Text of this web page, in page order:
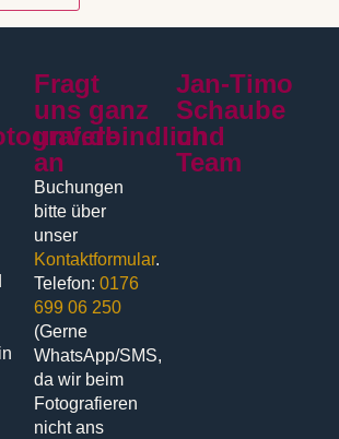
Fragt
uns ganz
unverbindlich
an
Buchungen
bitte über
unser
Kontaktformular.
Telefon:0176
699 06 250
(Gerne
WhatsApp/SMS,
da wir beim
Fotografieren
nicht ans
Jan-Timo
Schaube
und
Team